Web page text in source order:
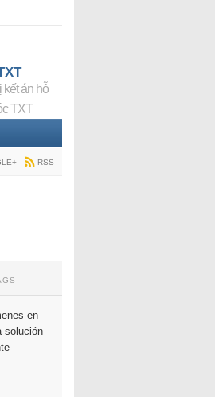
kết án hỗ
TXT
RSS
en
solución